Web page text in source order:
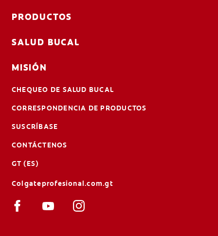
PRODUCTOS
SALUD BUCAL
MISIÓN
CHEQUEO DE SALUD BUCAL
CORRESPONDENCIA DE PRODUCTOS
SUSCRÍBASE
CONTÁCTENOS
GT (ES)
Colgateprofesional.com.gt